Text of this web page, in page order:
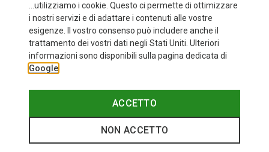
+11 Taglie
Occhiali sportivi Matrix Small
ONE SIZE
fino a 31%
Categorie speciali
...utilizziamo i cookie. Questo ci permette di ottimizzare
i nostri servizi e di adattare i contenuti alle vostre
esigenze. Il vostro consenso può includere anche il
trattamento dei vostri dati negli Stati Uniti. Ulteriori
informazioni sono disponibili sulla pagina dedicata di
Google
ACCETTO
NON ACCETTO